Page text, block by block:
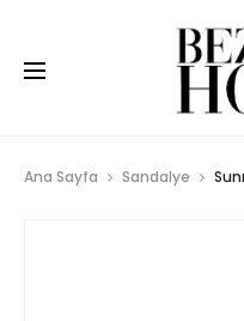
Ana Sayfa Sandalye